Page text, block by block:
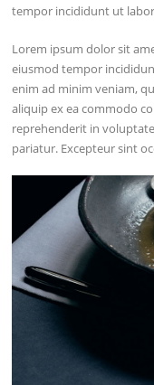
tempor incididunt ut
Lorem ipsum dolor sit
eiusmod tempor
enim ad minim veniam,
aliquip ex ea commodo
reprehenderit in
pariatur. Excepteur sint